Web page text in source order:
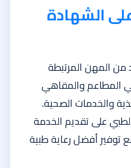
الشهادة
من المهن المرتبطة
المطاعم والمقاهي
والخدمات الصحية.
على تقديم الخدمة
توفير أفضل رعاية طبية